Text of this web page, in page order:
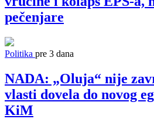
pečenjare
Politika pre 3 dana
NADA: „Oluja“ nije
vlasti dovela do novog
KiM